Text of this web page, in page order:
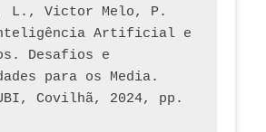
L., Victor Melo, P.
Artificial e
Desafios e
para os Media.
Covilhã, 2024, pp.